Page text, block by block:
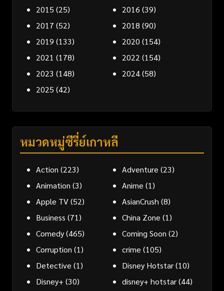
2015 (25) 2016 (39)
2017 (52) 2018 (90)
2019 (133) 2020 (154)
2021 (178) 2022 (154)
2023 (148) 2024(58)
2025 (42)
หมวดหมู่ซีรี่ย์เกาหลี
Action (223) Adventure (23)
Animation (3) Anime (1)
Apple TV(52) AsianCrush (8)
Business (71) China Zone (1)
Comedy(465) Coming Soon (2)
Corruption (1) crime (105)
Detective (1) Disney Hotstar(10)
Disney+ (30) disney+ hotstar(44)